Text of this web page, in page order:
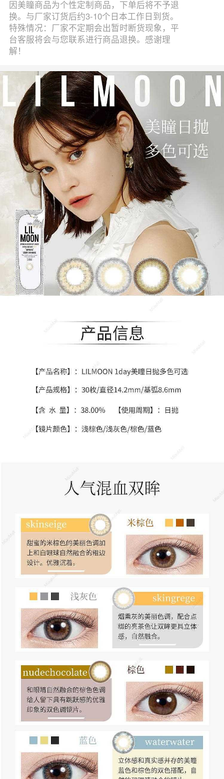
因美瞳商品为个性定制商品，下单后将不予退
换。与厂家订货后约3-10个日本工作日到货。
特殊情况：厂家不定期会出暂时断货现象，平
台客服将会与您联系进行商品退换。感谢理
解！